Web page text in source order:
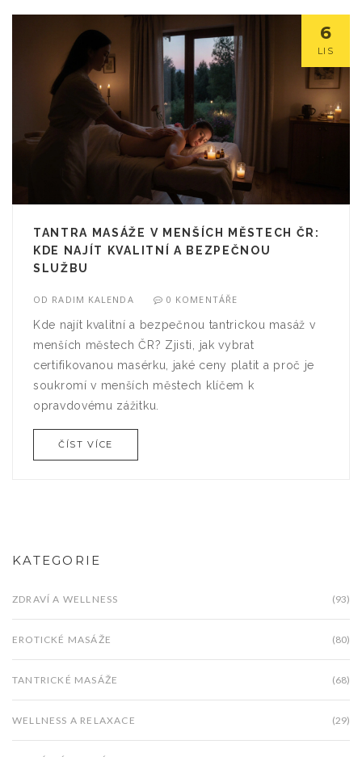
6
LIS
TANTRA MASÁŽE V MENŠÍCH MĚSTECH ČR:
KDE NAJÍT KVALITNÍ A BEZPEČNOU
SLUŽBU
OD RADIM KALENDA 0 KOMENTÁŘE
Kde najít kvalitní a bezpečnou tantrickou masáž v
menších městech ČR? Zjisti, jak vybrat
certifikovanou masérku, jaké ceny platit a proč je
soukromí v menších městech klíčem k
opravdovému zážitku.
ČÍST VÍCE
KATEGORIE
ZDRAVÍ A WELLNESS (93)
EROTICKÉ MASÁŽE (80)
TANTRICKÉ MASÁŽE (68)
WELLNESS A RELAXACE (29)